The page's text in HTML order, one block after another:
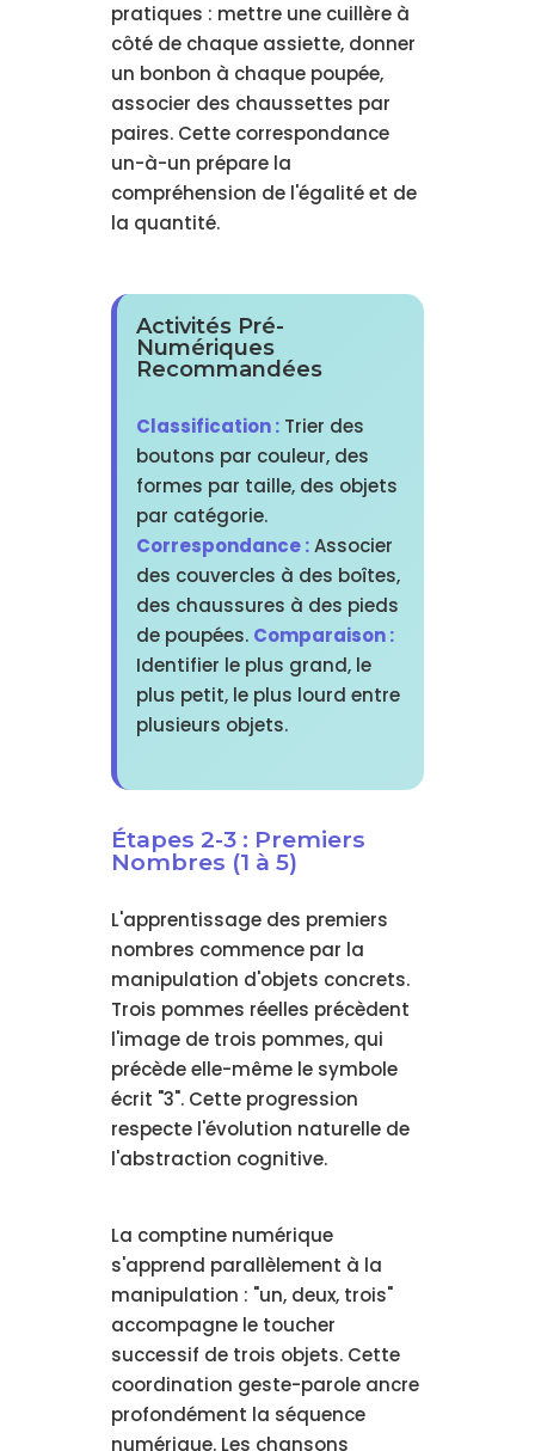
pratiques : mettre une cuillère à
côté de chaque assiette, donner
un bonbon à chaque poupée,
associer des chaussettes par
paires. Cette correspondance
un-à-un prépare la
compréhension de l'égalité et de
la quantité.
Activités Pré-
Numériques
Recommandées
Classification :Trier des
boutons par couleur, des
formes par taille, des objets
par catégorie.
Correspondance :Associer
des couvercles à des boîtes,
des chaussures à des pieds
de poupées. Comparaison :
Identifier le plus grand, le
plus petit, le plus lourd entre
plusieurs objets.
Étapes 2-3 : Premiers
Nombres (1 à 5)
L'apprentissage des premiers
nombres commence par la
manipulation d'objets concrets.
Trois pommes réelles précèdent
l'image de trois pommes, qui
précède elle-même le symbole
écrit "3". Cette progression
respecte l'évolution naturelle de
l'abstraction cognitive.
La comptine numérique
s'apprend parallèlement à la
manipulation : "un, deux, trois"
accompagne le toucher
successif de trois objets. Cette
coordination geste-parole ancre
profondément la séquence
numérique. Les chansons